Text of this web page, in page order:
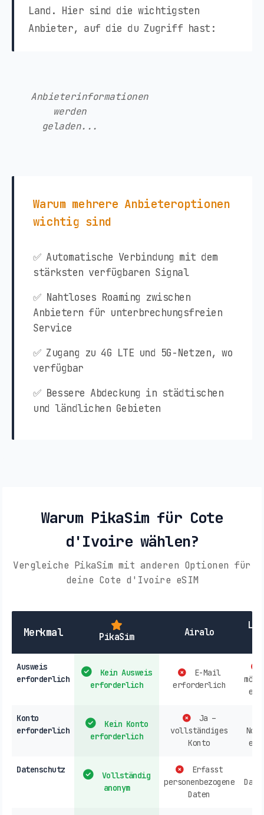
Land. Hier sind die wichtigsten
Anbieter, auf die du Zugriff hast:
Anbieterinformationen
werden
geladen...
Warum mehrere Anbieteroptionen
wichtig sind
✅ Automatische Verbindung mit dem
stärksten verfügbaren Signal
✅ Nahtloses Roaming zwischen
Anbietern für unterbrechungsfreien
Service
✅ Zugang zu 4G LTE und 5G-Netzen, wo
verfügbar
✅ Bessere Abdeckung in städtischen
und ländlichen Gebieten
Warum PikaSim für Cote
d'Ivoire wählen?
Vergleiche PikaSim mit anderen Optionen für
deine Cote d'Ivoire eSIM
Merkmal PikaSim Airalo
Ausweis
erforderlich
Kein Ausweis
erforderlich
E-Mail
erforderlich
Konto
erforderlich
Kein Konto
erforderlich
Ja –
vollständiges
Konto
Datenschutz
Vollständig
anonym
Erfasst
personenbezogene
Daten